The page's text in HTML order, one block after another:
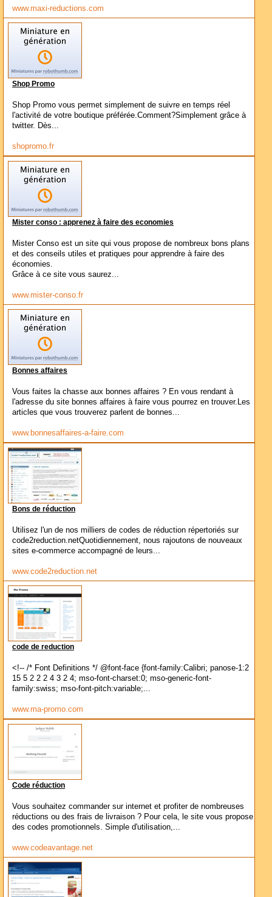
www.maxi-reductions.com
Shop Promo
Shop Promo vous permet simplement de suivre en temps réel
l'activité de votre boutique préférée.Comment?Simplement grâce à
twitter. Dès...
shopromo.fr
Mister conso : apprenez à faire des economies
Mister Conso est un site qui vous propose de nombreux bons plans
et des conseils utiles et pratiques pour apprendre à faire des
économies.
Grâce à ce site vous saurez...
www.mister-conso.fr
Bonnes affaires
Vous faites la chasse aux bonnes affaires ? En vous rendant à
l'adresse du site bonnes affaires à faire vous pourrez en trouver.Les
articles que vous trouverez parlent de bonnes...
www.bonnesaffaires-a-faire.com
Bons de réduction
Utilisez l'un de nos milliers de codes de réduction répertoriés sur
code2reduction.netQuotidiennement, nous rajoutons de nouveaux
sites e-commerce accompagné de leurs...
www.code2reduction.net
code de reduction
<!-- /* Font Definitions */ @font-face {font-family:Calibri; panose-1:2
15 5 2 2 2 4 3 2 4; mso-font-charset:0; mso-generic-font-
family:swiss; mso-font-pitch:variable;...
www.ma-promo.com
Code réduction
Vous souhaitez commander sur internet et profiter de nombreuses
réductions ou des frais de livraison ? Pour cela, le site vous propose
des codes promotionnels. Simple d'utilisation,...
www.codeavantage.net